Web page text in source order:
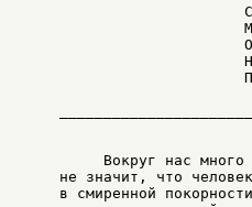
Вокруг нас много
не значит, что
в смиренной